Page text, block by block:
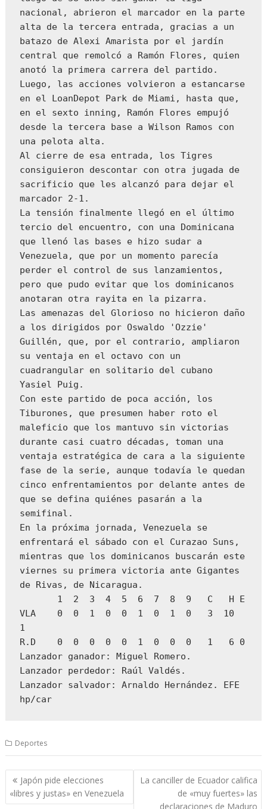
nacional, abrieron el marcador en la parte
alta de la tercera entrada, gracias a un
batazo de Alexi Amarista por el jardín
central que remolcó a Ramón Flores, quien
anotó la primera carrera del partido.
Luego, las acciones volvieron a estancarse
en el LoanDepot Park de Miami, hasta que,
en el sexto inning, Ramón Flores empujó
desde la tercera base a Wilson Ramos con
una pelota alta.
Al cierre de esa entrada, los Tigres
consiguieron descontar con otra jugada de
sacrificio que les alcanzó para dejar el
marcador 2-1.
La tensión finalmente llegó en el último
tercio del encuentro, con una Dominicana
que llenó las bases e hizo sudar a
Venezuela, que por un momento parecía
perder el control de sus lanzamientos,
pero que pudo evitar que los dominicanos
anotaran otra rayita en la pizarra.
Las amenazas del Glorioso no hicieron daño
a los dirigidos por Oswaldo 'Ozzie'
Guillén, que, por el contrario, ampliaron
su ventaja en el octavo con un
cuadrangular en solitario del cubano
Yasiel Puig.
Con este partido de poca acción, los
Tiburones, que presumen haber roto el
maleficio que los mantuvo sin victorias
durante casi cuatro décadas, toman una
ventaja estratégica de cara a la siguiente
fase de la serie, aunque todavía le quedan
cinco enfrentamientos por delante antes de
que se defina quiénes pasarán a la
semifinal.
En la próxima jornada, Venezuela se
enfrentará el sábado con el Curazao Suns,
mientras que los dominicanos buscarán este
viernes su primera victoria ante Gigantes
de Rivas, de Nicaragua.
VLA    0  0  1  0  0  1  0  1  0   3  10
1
R.D    0  0  0  0  0  1  0  0  0   1   6 0
Lanzador ganador: Miguel Romero.
Lanzador perdedor: Raúl Valdés.
Lanzador salvador: Arnaldo Hernández. EFE
hp/car
Deportes
Navegación
de
Japón pide elecciones
«libres y justas» en Venezuela
La canciller de Ecuador califica
de «muy fuertes» las
declaraciones de Maduro